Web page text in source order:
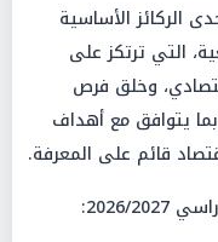
الركائز الأساسية
التي ترتكز على
وخلق فرص
يتوافق مع أهداف
قائم على المعرفة.
2027: